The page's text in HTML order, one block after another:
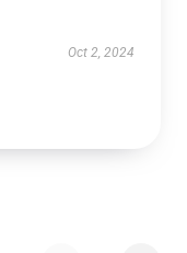
Oct 2, 2024